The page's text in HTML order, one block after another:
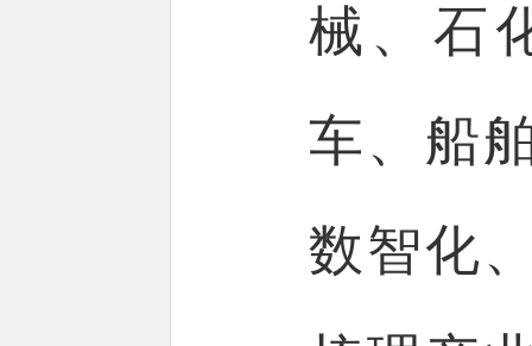
械、石
车、船
数智化